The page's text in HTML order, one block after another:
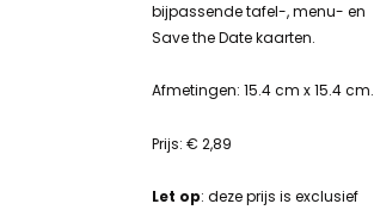
bijpassende tafel-, menu- en
Save the Date kaarten.
Afmetingen: 15.4 cm x 15.4 cm.
Prijs: € 2,89
Let op: deze prijs is exclusief